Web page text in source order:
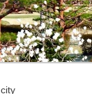
city